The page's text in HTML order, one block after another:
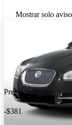
Mostrar solo
Precio reducido
-$381